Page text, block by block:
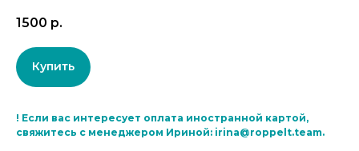
1500 р.
Купить
! Если вас интересует оплата иностранной картой,
свяжитесь с менеджером Ириной: irina@roppelt.team.